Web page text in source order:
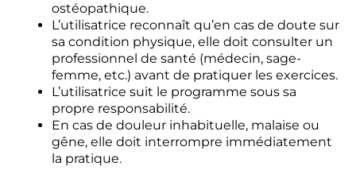
ostéopathique.
L’utilisatrice reconnaît qu’en cas de doute sur
sa condition physique, elle doit consulter un
professionnel de santé (médecin, sage-
femme, etc.) avant de pratiquer les exercices.
L’utilisatrice suit le programme sous sa
propre responsabilité.
En cas de douleur inhabituelle, malaise ou
gêne, elle doit interrompre immédiatement
la pratique.